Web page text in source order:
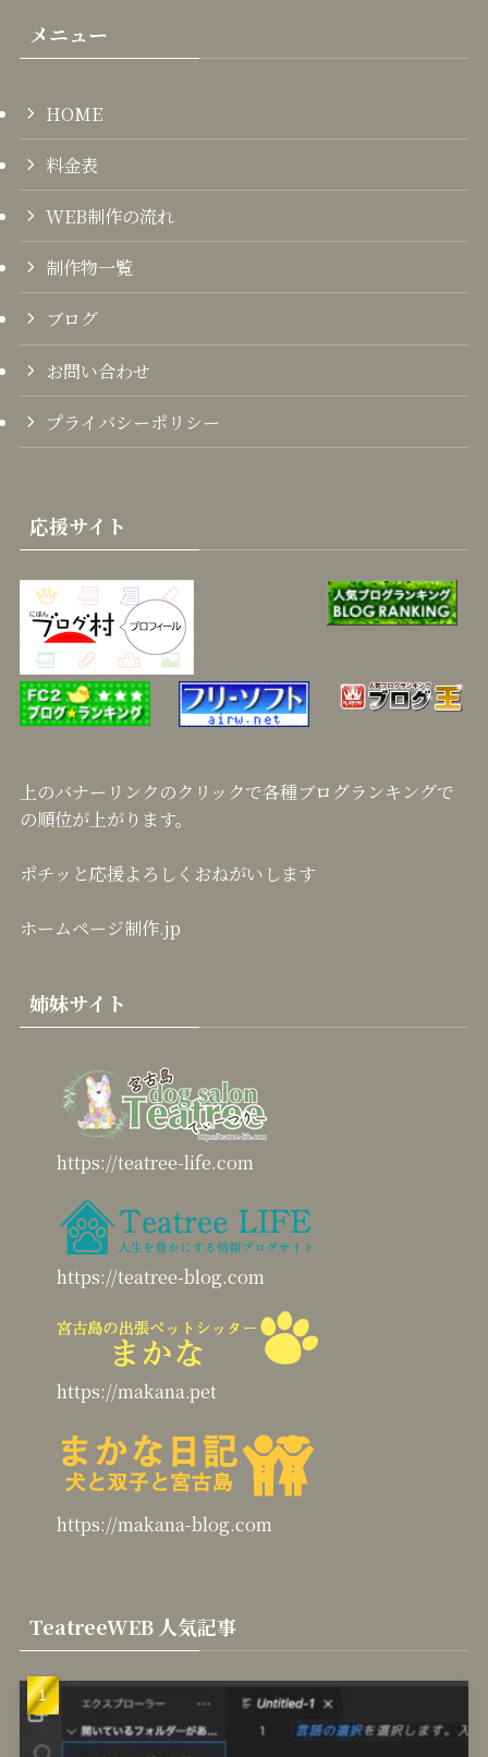
メニュー
HOME
料金表
WEB制作の流れ
制作物一覧
ブログ
お問い合わせ
プライバシーポリシー
応援サイト
上のバナーリンクのクリックで各種ブログランキングで
の順位が上がります。
ポチッと応援よろしくおねがいします
ホームページ制作.jp
姉妹サイト
https://teatree-life.com
https://teatree-blog.com
https://makana.pet
https://makana-blog.com
TeatreeWEB 人気記事